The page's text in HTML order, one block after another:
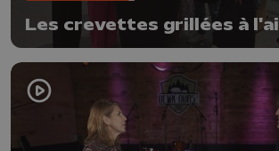
Les crevettes grillées à l'ail